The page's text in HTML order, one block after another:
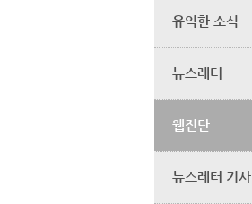
유익한 소식
뉴스레터
웹전단
뉴스레터 기사